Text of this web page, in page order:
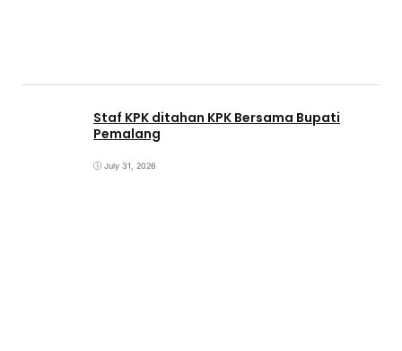
Staf KPK ditahan KPK Bersama Bupati
Pemalang
July 31, 2026